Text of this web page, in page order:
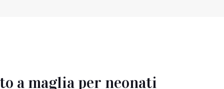
a maglia per neonati